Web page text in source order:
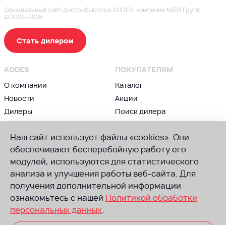
Наш сайт использует файлы «cookies». Они
обеспечивают бесперебойную работу его
модулей, используются для статистического
анализа и улучшения работы веб-сайта. Для
получения дополнительной информации
ознакомьтесь с нашей Политикой обработки
персональных данных.
Официальный сайт дистрибьютора AODES, компании МДВ Групп
© 2022–2026
AODES
О компании
Новости
Дилеры
Контакты
ПОКУПАТЕЛЯМ
Каталог
Акции
Поиск дилера
Блог
ВЛАДЕЛЬЦАМ
Сервис и гарантии
Советы по техническому
обслуживанию
Руководства
по эксплуатации
Запчасти
ПРИСОЕДИНЯЙСЯ К AODES
Группа в ВК
Канал в Телеграм
Канал в Ютуб
Стать дилером